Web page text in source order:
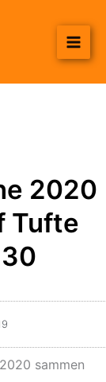
2020
Tufte
sammen